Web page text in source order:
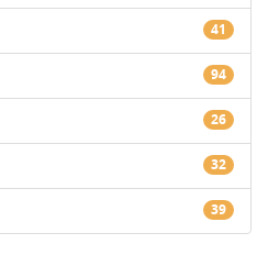
41
94
26
32
39